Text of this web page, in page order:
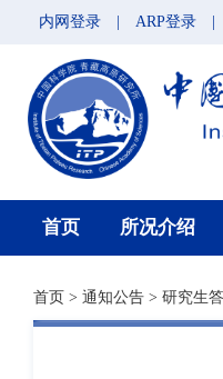
内网登录 ARP登录
首页 所况介绍
首页 > 通知公告 > 研究生